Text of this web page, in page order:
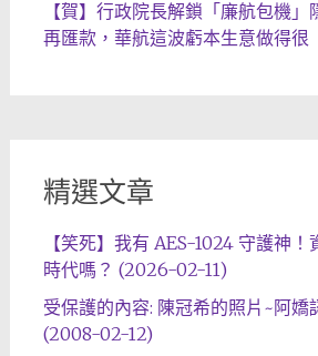
【賀】行政院長解鎖「廉航包機
再匯款，華航這波虧本生意做得很
精選文章
【笑死】我有 AES-1024 守護神
時代嗎？ (2026-02-11)
受保護的內容: 陳冠希的照片~阿嬌
(2008-02-12)